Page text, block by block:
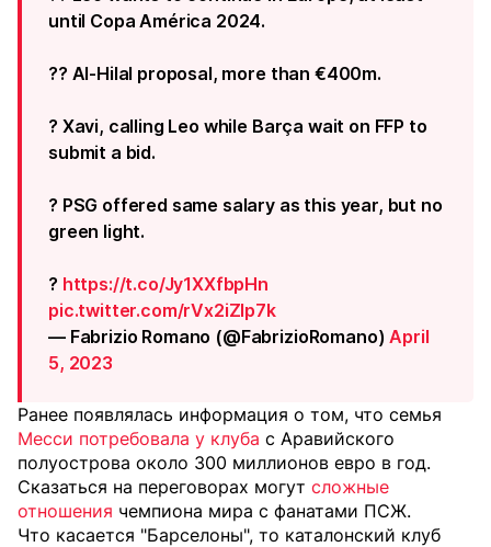
until Copa América 2024.
?? Al-Hilal proposal, more than €400m.
? Xavi, calling Leo while Barça wait on FFP to
submit a bid.
? PSG offered same salary as this year, but no
green light.
? https://t.co/Jy1XXfbpHn
pic.twitter.com/rVx2iZlp7k
— Fabrizio Romano (@FabrizioRomano)April
5, 2023
Ранее появлялась информация о том, что семья
Месси потребовала у клуба с Аравийского
полуострова около 300 миллионов евро в год.
Сказаться на переговорах могут сложные
отношения чемпиона мира с фанатами ПСЖ.
Что касается "Барселоны", то каталонский клуб